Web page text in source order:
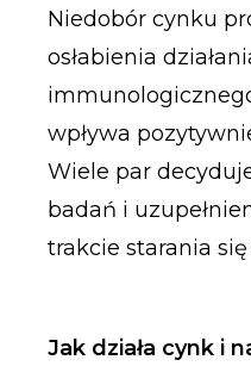
Niedobór cynku
osłabienia
wpływa
Wiele par
badań i
trakcie starania
Jak działa cynk i